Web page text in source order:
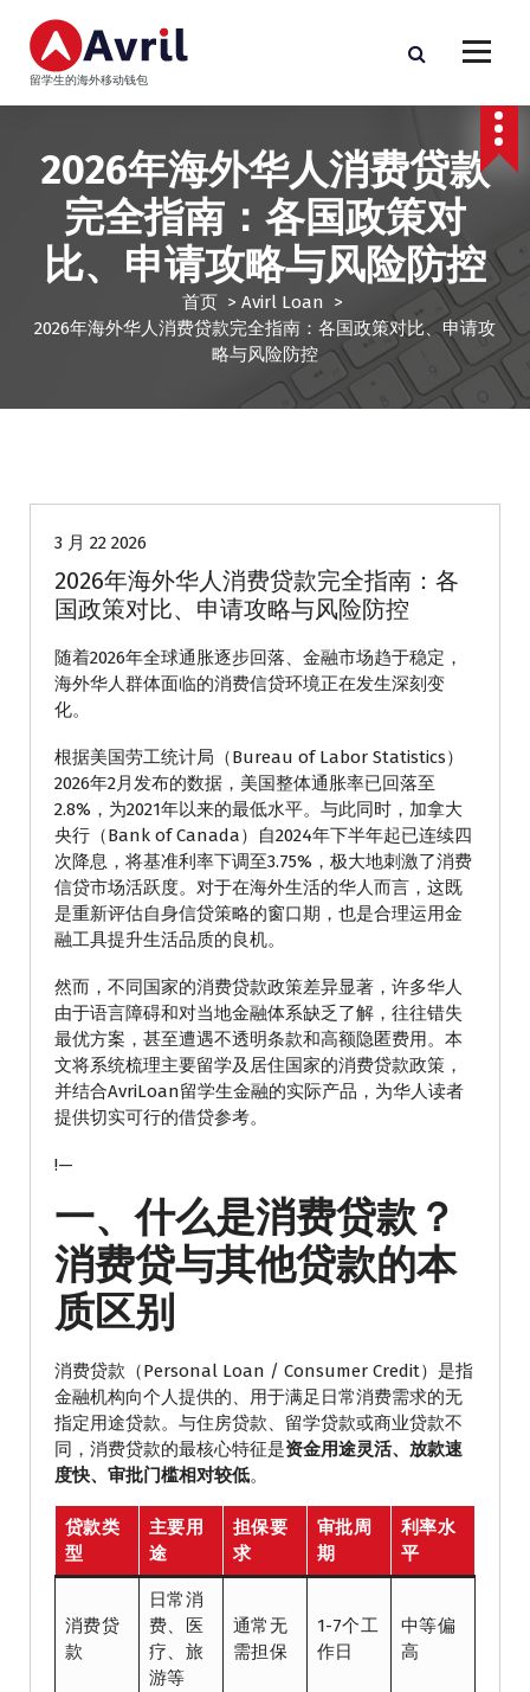
留学生的海外移动钱包
2026年海外华人消费贷款
完全指南：各国政策对
比、申请攻略与风险防控
首页 > Avirl Loan >
2026年海外华人消费贷款完全指南：各国政策对比、申请攻
略与风险防控
3 月 22 2026
2026年海外华人消费贷款完全指南：各
国政策对比、申请攻略与风险防控
随着2026年全球通胀逐步回落、金融市场趋于稳定，
海外华人群体面临的消费信贷环境正在发生深刻变
化。
根据美国劳工统计局（Bureau of Labor Statistics）
2026年2月发布的数据，美国整体通胀率已回落至
2.8%，为2021年以来的最低水平。与此同时，加拿大
央行（Bank of Canada）自2024年下半年起已连续四
次降息，将基准利率下调至3.75%，极大地刺激了消费
信贷市场活跃度。对于在海外生活的华人而言，这既
是重新评估自身信贷策略的窗口期，也是合理运用金
融工具提升生活品质的良机。
然而，不同国家的消费贷款政策差异显著，许多华人
由于语言障碍和对当地金融体系缺乏了解，往往错失
最优方案，甚至遭遇不透明条款和高额隐匿费用。本
文将系统梳理主要留学及居住国家的消费贷款政策，
并结合AvriLoan留学生金融的实际产品，为华人读者
提供切实可行的借贷参考。
!—
一、什么是消费贷款？
消费贷与其他贷款的本
质区别
消费贷款（Personal Loan / Consumer Credit）是指
金融机构向个人提供的、用于满足日常消费需求的无
指定用途贷款。与住房贷款、留学贷款或商业贷款不
同，消费贷款的最核心特征是资金用途灵活、放款速
度快、审批门槛相对较低。
贷款类
型
主要用
途
担保要
求
审批周
期
利率水
平
消费贷
款
日常消
费、医
疗、旅
游等
通常无
需担保
1-7个工
作日
中等偏
高